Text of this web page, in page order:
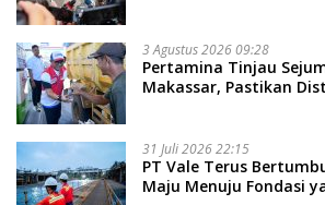
3 Agustus 2026 09:28
Pertamina Tinjau
Makassar, Pastikan
31 Juli 2026 22:15
PT Vale Terus
Maju Menuju Fondasi